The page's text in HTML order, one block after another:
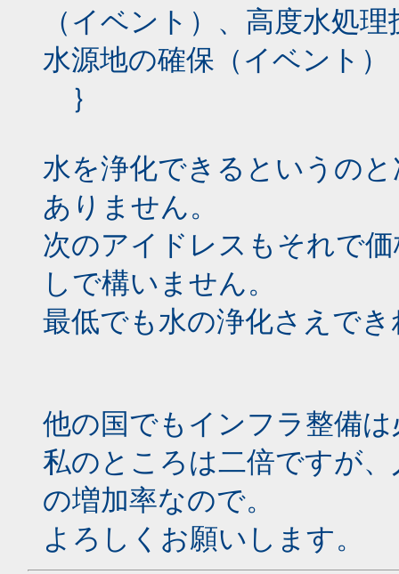
（イベント）、高度水処
水源地の確保（イベント）
｝
水を浄化できるというの
ありません。
次のアイドレスもそれで
しで構いません。
最低でも水の浄化さえで
他の国でもインフラ整備
私のところは二倍ですが
の増加率なので。
よろしくお願いします。